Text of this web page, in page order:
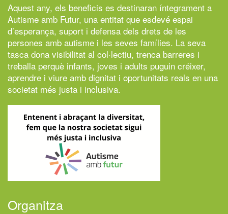
Aquest any, els beneficis es destinaran íntegrament a
Autisme amb Futur, una entitat que esdevé espai
d’esperança, suport i defensa dels drets de les
persones amb autisme i les seves famílies. La seva
tasca dona visibilitat al col·lectiu, trenca barreres i
treballa perquè infants, joves i adults puguin créixer,
aprendre i viure amb dignitat i oportunitats reals en una
societat més justa i inclusiva.
Organitza